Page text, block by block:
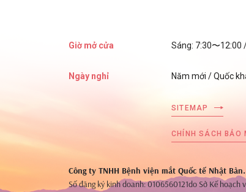
Giờ mở cửa Sáng: 7:30〜12:00
Ngày nghỉ Năm mới / Quốc
SITEMAP
CHÍNH SÁCH BẢO
Công ty TNHH Bệnh viện mắt Quốc tế Nhật Bản.
Số đăng ký kinh doanh: 0106560121do Sở Kế hoạch